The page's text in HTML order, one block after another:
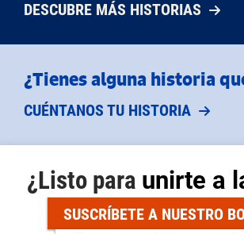
DESCUBRE MÁS HISTORIAS
¿Tienes alguna historia
CUÉNTANOS TU HISTORIA
¿Listo para unirte a
SUSCRÍBETE A NUESTRO